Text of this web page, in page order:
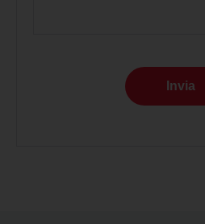
Invia